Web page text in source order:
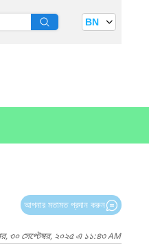
BN
আপনার মতামত প্রদান করুন
৩০ সেপ্টেম্বর, ২০২৫ এ ১১:৪৩ AM